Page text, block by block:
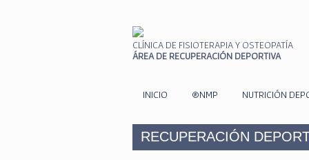
CLÍNICA DE FISIOTERAPIA Y OSTEOPATÍA
ÁREA DE RECUPERACIÓN DEPORTIVA
INICIO ®NMP NUTRICIÓN
RECUPERACIÓN